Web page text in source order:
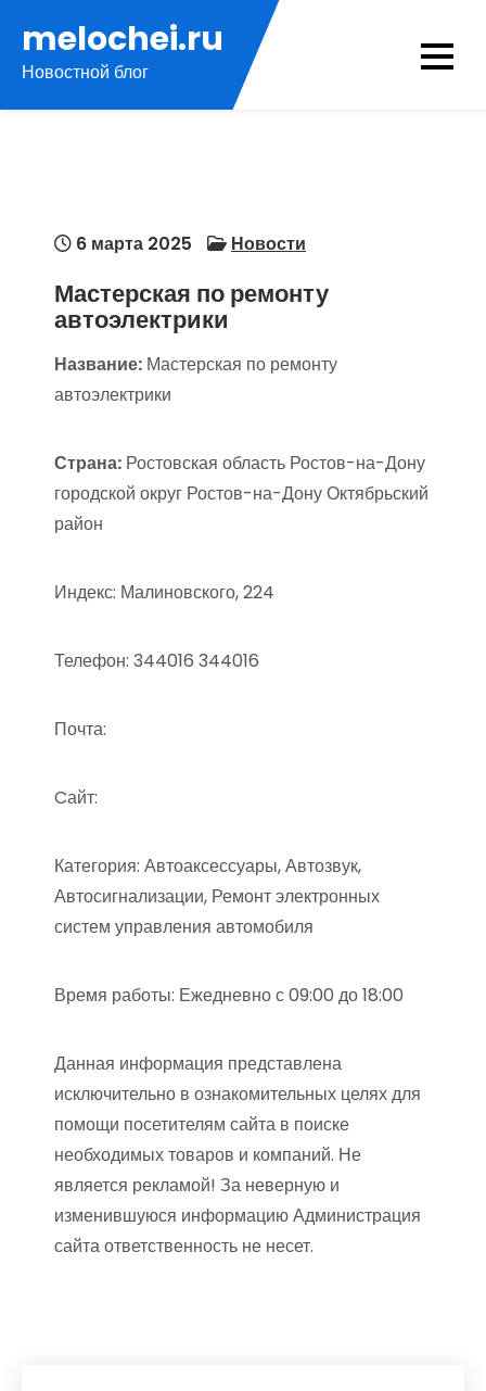
содержимому
melochei.ru
Новостной блог
6 марта 2025 Новости
Мастерская по ремонту
автоэлектрики
Название: Мастерская по ремонту
автоэлектрики
Страна: Ростовская область Ростов-на-Дону
городской округ Ростов-на-Дону Октябрьский
район
Индекс: Малиновского, 224
Телефон: 344016 344016
Почта:
Cайт:
Категория: Автоаксессуары, Автозвук,
Автосигнализации, Ремонт электронных
систем управления автомобиля
Время работы: Ежедневно с 09:00 до 18:00
Данная информация представлена
исключительно в ознакомительных целях для
помощи посетителям сайта в поиске
необходимых товаров и компаний. Не
является рекламой! За неверную и
изменившуюся информацию Администрация
сайта ответственность не несет.